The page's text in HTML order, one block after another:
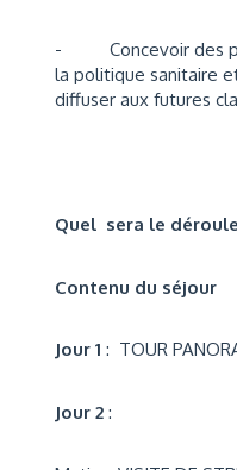
- Concevoir des
la politique sanitaire
diffuser aux futures
Quel sera le
Contenu du séjour
Jour 1 : TOUR
Jour 2 :